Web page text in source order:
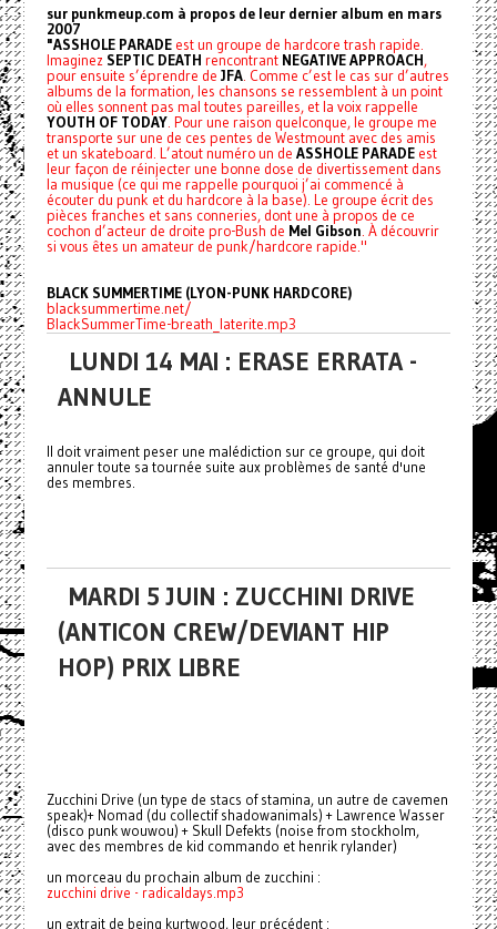
sur punkmeup.com à propos de leur dernier album en mars
2007
"ASSHOLE PARADEest un groupe de hardcore trash rapide.
Imaginez SEPTIC DEATH rencontrant NEGATIVE APPROACH,
pour ensuite s’éprendre de JFA. Comme c’est le cas sur d’autres
albums de la formation, les chansons se ressemblent à un point
où elles sonnent pas mal toutes pareilles, et la voix rappelle
YOUTH OF TODAY. Pour une raison quelconque, le groupe me
transporte sur une de ces pentes de Westmount avec des amis
et un skateboard. L’atout numéro un de ASSHOLE PARADEest
leur façon de réinjecter une bonne dose de divertissement dans
la musique (ce qui me rappelle pourquoi j’ai commencé à
écouter du punk et du hardcore à la base). Le groupe écrit des
pièces franches et sans conneries, dont une à propos de ce
cochon d’acteur de droite pro-Bush de Mel Gibson. À découvrir
si vous êtes un amateur de punk/hardcore rapide."
BLACK SUMMERTIME (LYON-PUNK HARDCORE)
blacksummertime.net/
BlackSummerTime-breath_laterite.mp3
LUNDI 14 MAI : ERASE ERRATA -
ANNULE
Il doit vraiment peser une malédiction sur ce groupe, qui doit
annuler toute sa tournée suite aux problèmes de santé d'une
des membres.
MARDI 5 JUIN : ZUCCHINI DRIVE
(ANTICON CREW/DEVIANT HIP
HOP) PRIX LIBRE
Zucchini Drive (un type de stacs of stamina, un autre de cavemen
speak)+ Nomad (du collectif shadowanimals) + Lawrence Wasser
(disco punk wouwou) + Skull Defekts (noise from stockholm,
avec des membres de kid commando et henrik rylander)
un morceau du prochain album de zucchini :
zucchini drive - radicaldays.mp3
un extrait de being kurtwood, leur précédent :